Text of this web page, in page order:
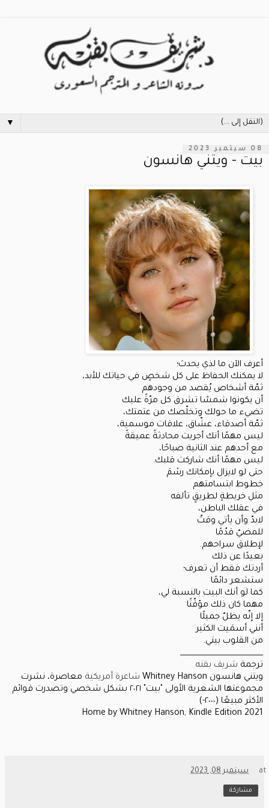
▼
08 سبتمبر 2023
بيت - ويتني هانسون
أعرف الآن ما لذي يحدث؛
لا يمكنك الحفاظ على كل شخصٍ في حياتك للأبد،
ثمّة أشخاص يُقصد من وجودهم
أن يكونوا شمسًا تشرق كل مرّةً عليك
تضيء ما حولك وتخلّصك من عتمتك،
ثمّة أصدقاء، عشّاق، علاقات موسمية،
ليس مهمًا أنك أجريت محادثةً عميقةً
مع أحدهم عند الثانية صباحًا،
ليس مهمًا أنك شاركت قلبك.
حتى لو لايزال بإمكانك رسْمَ
خطوط ابتسامتهم
مثل خريطةٍ لطريقٍ تألفه
في عقلك الباطن،
لابدّ وأن يأتي وقتٌ
للمضيّ قدُمًا
لإطلاق سراحهم.
بعيدًا عن ذلك
أردتك فقط أن تعرف؛
ستشعر دائمًا
كما لو أنك البيت بالنسبة لي،
مهما كان ذلك مؤقّتًا
إلا إنّه يظلّ جميلًا
أنني أسمَيت الكثير
من القلوب بيتي.
_______________________
ترجمة شريف بقنه
ويتني هانسون Whitney Hanson
شاعرة أمريكية معاصرة، نشرت
مجموعتها الشعرية الأولى "بيت" ٢٠٢١ بشكل شخصي وتصدرت قوائم
الأكثر مبيعًا (٢٠٠٠-)
Home by Whitney Hanson, Kindle Edition 2021
at سبتمبر 08, 2023
مشاركة